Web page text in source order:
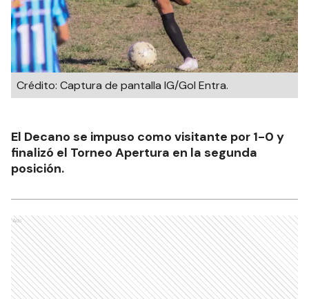
Crédito: Captura de pantalla IG/Gol Entra.
El Decano se impuso como visitante por 1-0 y
finalizó el Torneo Apertura en la segunda
posición.
Ads